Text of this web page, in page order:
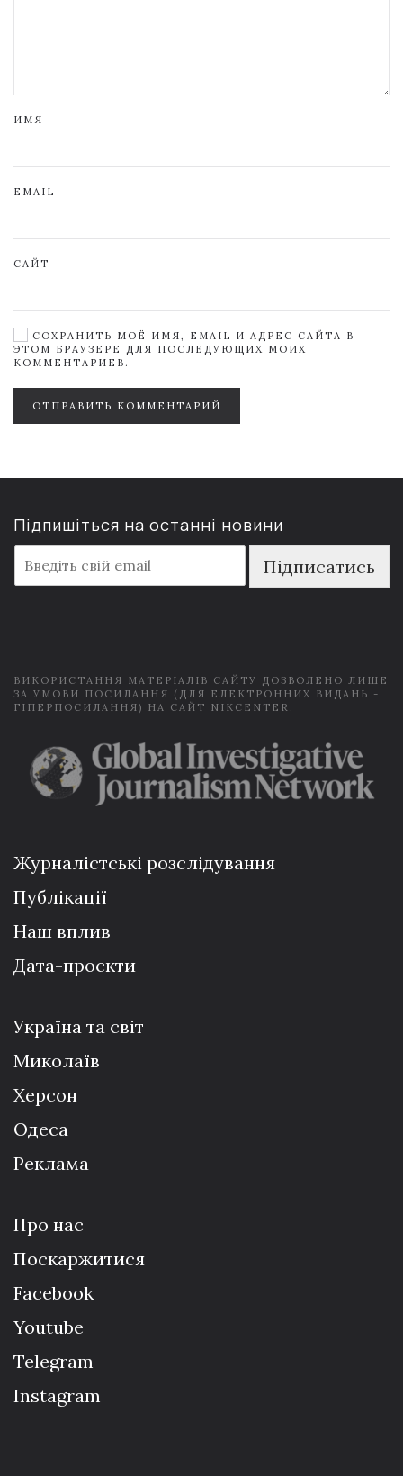
ИМЯ
EMAIL
САЙТ
СОХРАНИТЬ МОЁ ИМЯ, EMAIL И АДРЕС САЙТА В
ЭТОМ БРАУЗЕРЕ ДЛЯ ПОСЛЕДУЮЩИХ МОИХ
КОММЕНТАРИЕВ.
ОТПРАВИТЬ КОММЕНТАРИЙ
Підпишіться на останні новини
m
a
Підписатись
ВИКОРИСТАННЯ МАТЕРІАЛІВ САЙТУ ДОЗВОЛЕНО ЛИШЕ
ЗА УМОВИ ПОСИЛАННЯ (ДЛЯ ЕЛЕКТРОННИХ ВИДАНЬ -
ГІПЕРПОСИЛАННЯ) НА САЙТ NIKCENTER.
Журналістські розслідування
Публікації
Наш вплив
Дата-проєкти
Україна та світ
Миколаїв
Херсон
Одеса
Реклама
Про нас
Поскаржитися
Facebook
Youtube
Telegram
Instagram